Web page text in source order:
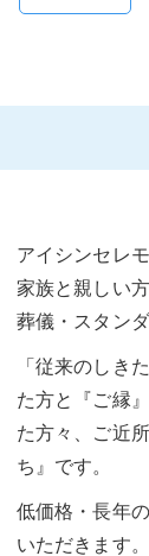
アイシンセレ
家族と親しい
葬儀・スタン
「従来のしき
た方と『ご縁
た方々、ご近
ち』です。
低価格・長年
いただきます。